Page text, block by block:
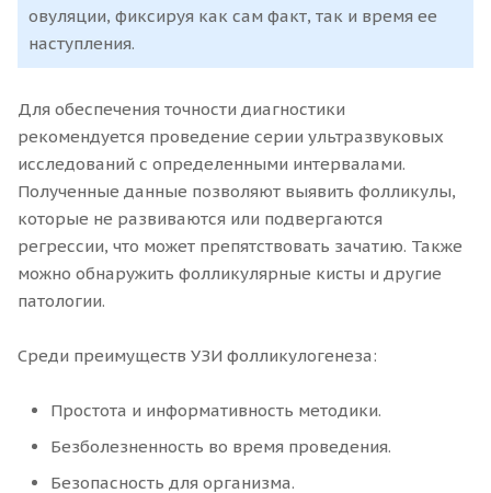
овуляции, фиксируя как сам факт, так и время ее
наступления.
Для обеспечения точности диагностики
рекомендуется проведение серии ультразвуковых
исследований с определенными интервалами.
Полученные данные позволяют выявить фолликулы,
которые не развиваются или подвергаются
регрессии, что может препятствовать зачатию. Также
можно обнаружить фолликулярные кисты и другие
патологии.
Среди преимуществ УЗИ фолликулогенеза:
Простота и информативность методики.
Безболезненность во время проведения.
Безопасность для организма.